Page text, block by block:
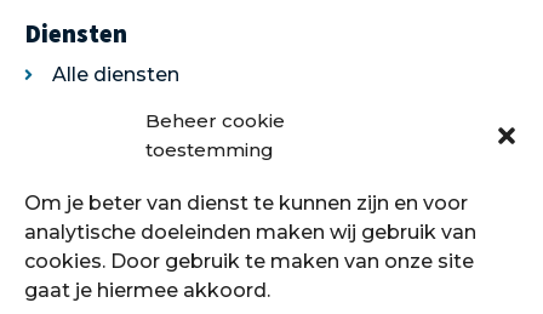
Beheer cookie
toestemming
Om je beter van dienst te kunnen zijn en voor
analytische doeleinden maken wij gebruik van
cookies. Door gebruik te maken van onze site
gaat je hiermee akkoord.
Diensten
Alle diensten
Egaliseren
Traprenovatie
Over ons
Over ons
Showroom